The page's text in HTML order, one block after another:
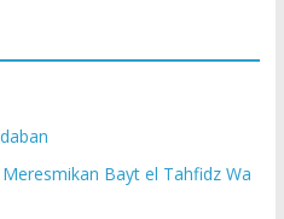
Bayt el Tahfidz Wa